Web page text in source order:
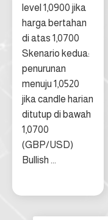
level 1,0900 jika
harga bertahan
di atas 1,0700
Skenario kedua:
penurunan
menuju 1,0520
jika candle harian
ditutup di bawah
1,0700
(GBP/USD)
Bullish ...